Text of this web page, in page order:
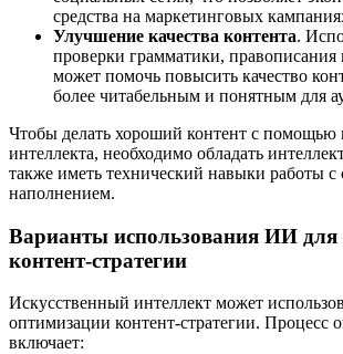
средства на маркетинговых
Улучшение качества контента.
проверки грамматики, правописания
может помочь повысить качество
более читабельным и понятным для
Чтобы делать хороший контент с помощью
интеллекта, необходимо обладать
также иметь технический навыки работы с
наполнением.
Варианты использования ИИ для
контент-стратегии
Искусственный интеллект может
оптимизации контент-стратегии. Процесс
включает: